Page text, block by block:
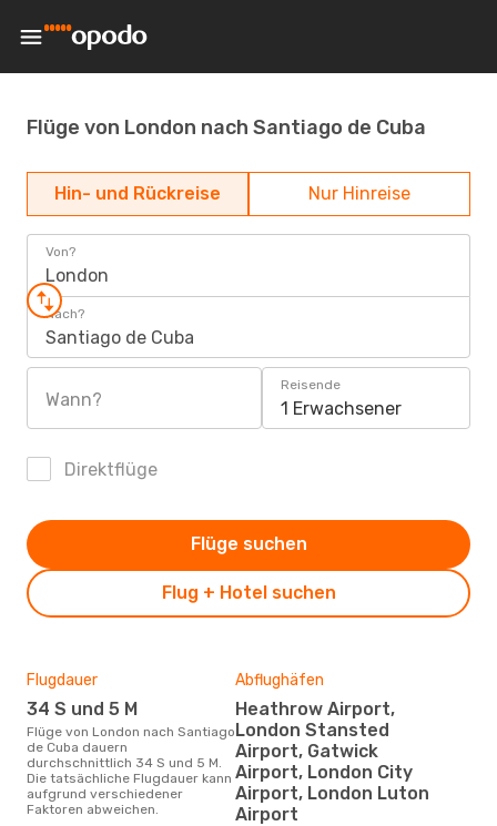
Flüge von London nach Santiago de Cuba
Hin- und Rückreise Nur Hinreise
Von?
London
Nach?
Santiago de Cuba
Wann?
Reisende
1 Erwachsener
Direktflüge
Flug + Hotel suchen
Flüge suchen
Flugdauer
34 S und 5 M
Flüge von London nach Santiago
de Cuba dauern
durchschnittlich 34 S und 5 M.
Die tatsächliche Flugdauer kann
aufgrund verschiedener
Faktoren abweichen.
Abflughäfen
Heathrow Airport,
London Stansted
Airport, Gatwick
Airport, London City
Airport, London Luton
Airport